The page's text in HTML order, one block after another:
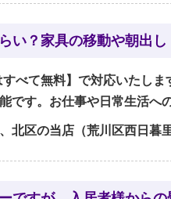
い？家具の移動や朝出
べて無料】で対応いたし
です。お仕事や日常生活へ
北区の当店（荒川区西日暮